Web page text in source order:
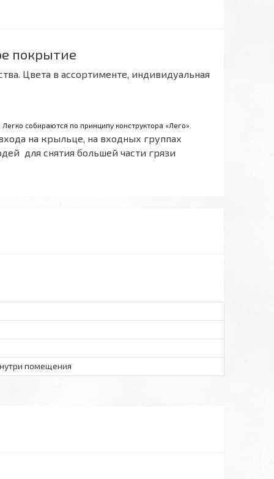
покрытие
Цвета в ассортименте, индивидуальная
собираются по принципу конструктора «Лего».
на крыльце, на входных группах
для снятия большей части грязи
помещения